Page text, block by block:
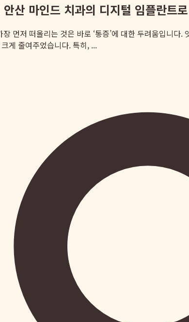
산 마인드 치과의 디지털 임플란트
먼저 떠올리는 것은 바로 ‘통증’에 대한 두려움입니
게 줄여주었습니다. 특히, ...